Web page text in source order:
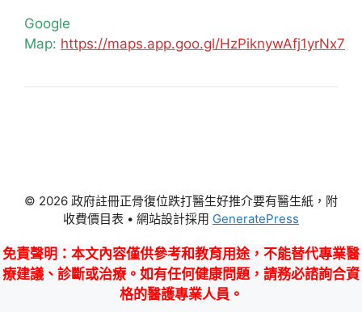
Google
Map: https://maps.app.goo.gl/HzPiknywAfj1yrNx7
© 2026 政府註冊正骨復位跌打醫生好推介要有醫生紙，附
收費價目表 • 網站設計採用 GeneratePress
免責聲明 ：本文內容僅供參考和教育用途，不能替代專業醫
療建議、診斷或治療。如有任何健康問題，請務必諮詢合資
格的醫護專業人員。